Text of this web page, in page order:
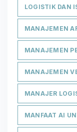
LOGISTIK DAN
MANAJEMEN
MANAJEMEN
MANAJEMEN
MANAJER
MANFAAT AI